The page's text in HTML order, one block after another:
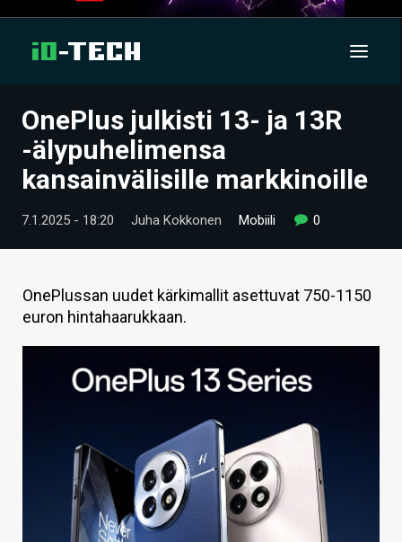
UUTISET
ARTIKKELIT
VIDEOT
TECHBBS
TIETOA
HINTA.FI
OnePlus julkisti 13- ja 13R
-älypuhelimensa
kansainvälisille markkinoille
7.1.2025 - 18:20 Juha Kokkonen Mobiili 0
OnePlussan uudet kärkimallit asettuvat 750-1150
euron hintahaarukkaan.